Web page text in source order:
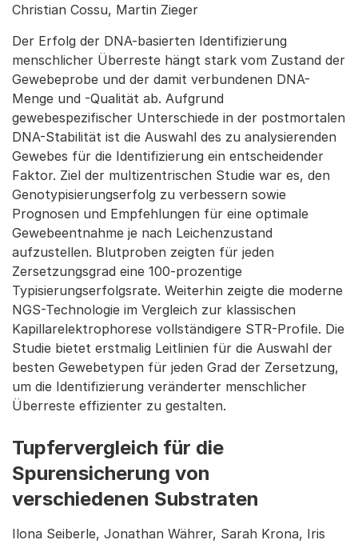
Christian Cossu, Martin Zieger
Der Erfolg der DNA-basierten Identifizierung
menschlicher Überreste hängt stark vom Zustand der
Gewebeprobe und der damit verbundenen DNA-
Menge und -Qualität ab. Aufgrund
gewebespezifischer Unterschiede in der postmortalen
DNA-Stabilität ist die Auswahl des zu analysierenden
Gewebes für die Identifizierung ein entscheidender
Faktor. Ziel der multizentrischen Studie war es, den
Genotypisierungserfolg zu verbessern sowie
Prognosen und Empfehlungen für eine optimale
Gewebeentnahme je nach Leichenzustand
aufzustellen. Blutproben zeigten für jeden
Zersetzungsgrad eine 100-prozentige
Typisierungserfolgsrate. Weiterhin zeigte die moderne
NGS-Technologie im Vergleich zur klassischen
Kapillarelektrophorese vollständigere STR-Profile. Die
Studie bietet erstmalig Leitlinien für die Auswahl der
besten Gewebetypen für jeden Grad der Zersetzung,
um die Identifizierung veränderter menschlicher
Überreste effizienter zu gestalten.
Tupfervergleich für die
Spurensicherung von
verschiedenen Substraten
Ilona Seiberle, Jonathan Währer, Sarah Krona, Iris